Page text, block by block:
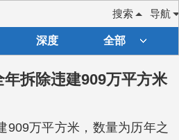
导航
搜索
深度 全部
拆除违建909万平方米
909万平方米，数量为历年之